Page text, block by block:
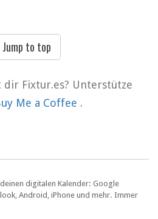
Jump to top
dir Fixtur.es? Unterstütze
Me a Coffee .
digitalen Kalender: Google
Android, iPhone und mehr. Immer